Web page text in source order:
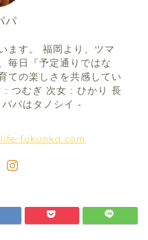
パ
ます。 福岡より、ツマ
毎日『予定通りではな
ての楽しさを共感してい
: つむぎ 次女 : ひかり 長
パはタノシイ -
fukuoka.com